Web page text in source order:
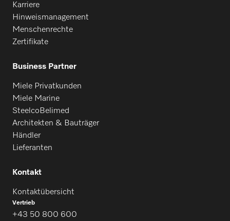
Karriere
Hinweismanagement
Menschenrechte
Zertifikate
Business Partner
Miele Privatkunden
Miele Marine
SteelcoBelimed
Architekten & Bauträger
Händler
Lieferanten
Kontakt
Kontaktübersicht
Vertrieb
+43 50 800 600